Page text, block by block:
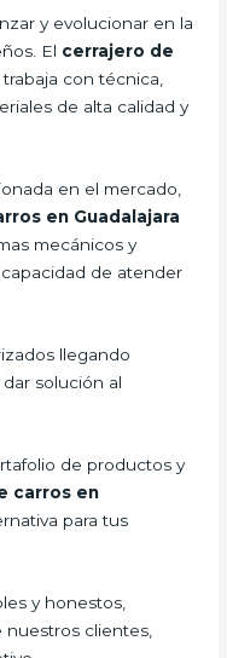
y evolucionar en la
El cerrajero de
trabaja con técnica,
de alta calidad y
en el mercado,
en Guadalajara
mecánicos y
de atender
llegando
solución al
de productos y
carros en
para tus
y honestos,
clientes,